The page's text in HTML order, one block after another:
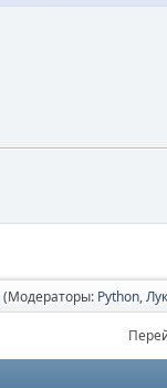
(Модераторы: Python,